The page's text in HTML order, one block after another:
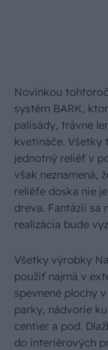
Novinkou
systém BARK,
palisády, trávne
kvetináče.
jednotný reliéf v